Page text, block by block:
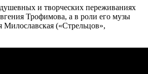
и творческих переживаниях
Трофимова, а в роли его музы
Милославская («Стрельцов»,